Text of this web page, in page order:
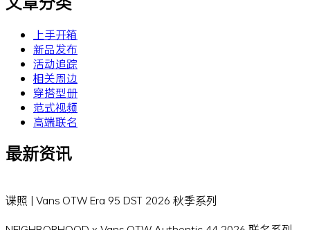
上手开箱
新品发布
活动追踪
相关周边
穿搭型册
范式视频
高端联名
最新资讯
谍照 | Vans OTW Era 95 DST 2026 秋季系列